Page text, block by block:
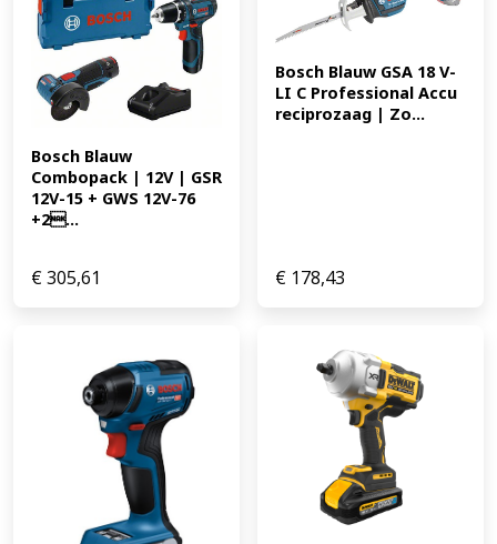
Bosch Blauw
Combopack | 12V | GSR
12V-15 + GWS 12V-76
+2...
€305,61
Bosch Blauw GSA 18 V-
LI C Professional Accu
reciprozaag | Zo...
€ 178,43